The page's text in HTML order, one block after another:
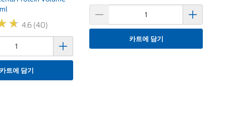
★
★ 4.6 (40)
트에 담기
카트에 담기